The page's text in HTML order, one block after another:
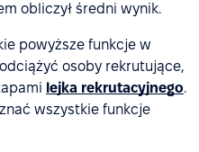
obliczył średni wynik.
powyższe funkcje w
osoby rekrutujące,
lejka rekrutacyjnego.
wszystkie funkcje